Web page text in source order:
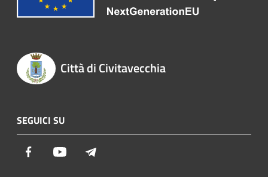
Città di Civitavecchia
SEGUICI SU
Facebook Youtube